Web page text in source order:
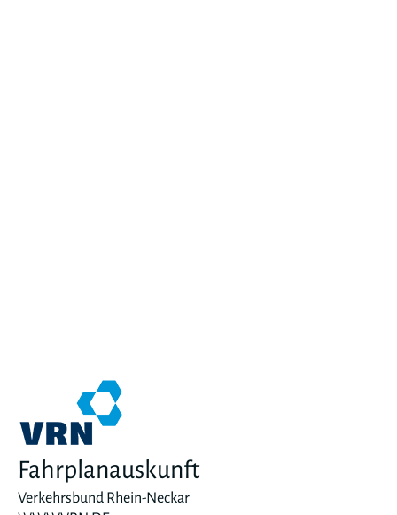
Fahrplanauskunft
Verkehrsbund Rhein-Neckar